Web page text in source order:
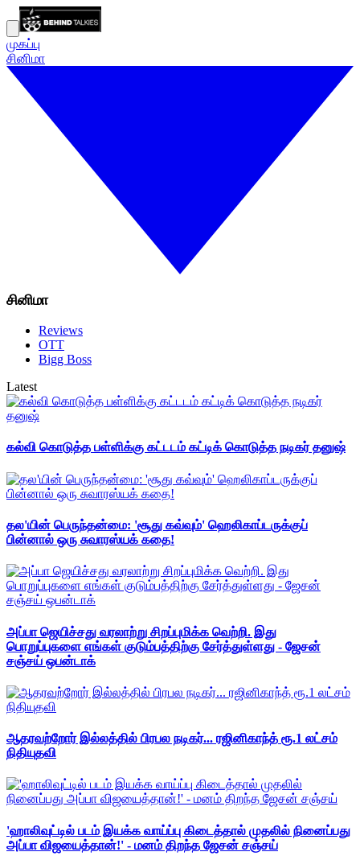
முகப்பு
சினிமா
சினிமா
Reviews
OTT
Bigg Boss
Latest
கல்வி கொடுத்த பள்ளிக்கு கட்டடம் கட்டிக் கொடுத்த நடிகர் தனுஷ்
தல'யின் பெருந்தன்மை: 'சூது கவ்வும்' ஹெலிகாப்டருக்குப்
பின்னால் ஒரு சுவாரஸ்யக் கதை!
அப்பா ஜெயிச்சது வரலாற்று சிறப்புமிக்க வெற்றி. இது
பொறுப்புகளை எங்கள் குடும்பத்திற்கு சேர்த்துள்ளது - ஜேசன்
சஞ்சய் ஒபன்டாக்
ஆதரவற்றோர் இல்லத்தில் பிரபல நடிகர்... ரஜினிகாந்த் ரூ.1 லட்சம்
நிதியுதவி
'ஹாலிவுட்டில் படம் இயக்க வாய்ப்பு கிடைத்தால் முதலில் நினைப்பது
அப்பா விஜயைத்தான்!' - மனம் திறந்த ஜேசன் சஞ்சய்